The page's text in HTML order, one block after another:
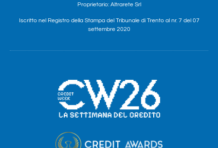
Proprietario: Altrarete Srl
Iscritto nel Registro della Stampa del Tribunale di Trento al nr. 7 del 07
settembre 2020